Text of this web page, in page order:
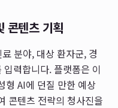
콘텐츠 기획
분야, 대상 환자군, 경
력합니다. 플랫폼은 이
형 AI에 던질 만한 예상
콘텐츠 전략의 청사진을